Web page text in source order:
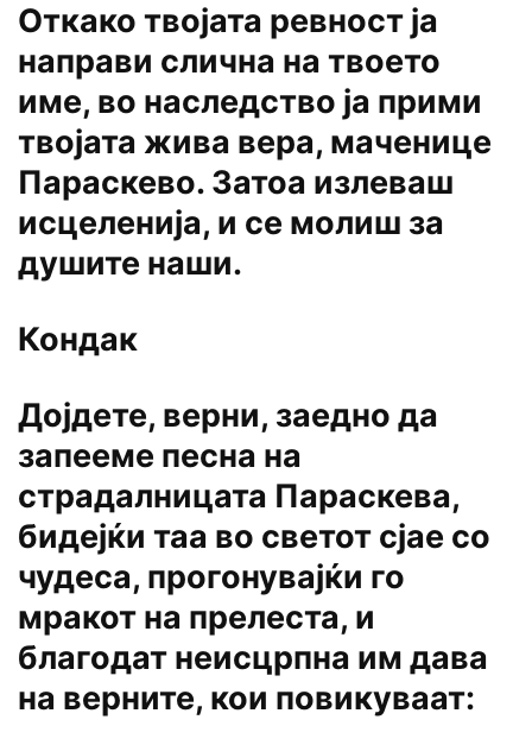
Откако твојата ревност ја
направи слична на твоето
име, во наследство ја прими
твојата жива вера, маченице
Параскево. Затоа излеваш
исцеленија, и се молиш за
душите наши.
Кондак
Дојдете, верни, заедно да
запееме песна на
страдалницата Параскева,
бидејќи таа во светот сјае со
чудеса, прогонувајќи го
мракот на прелеста, и
благодат неисцрпна им дава
на верните, кои повикуваат: